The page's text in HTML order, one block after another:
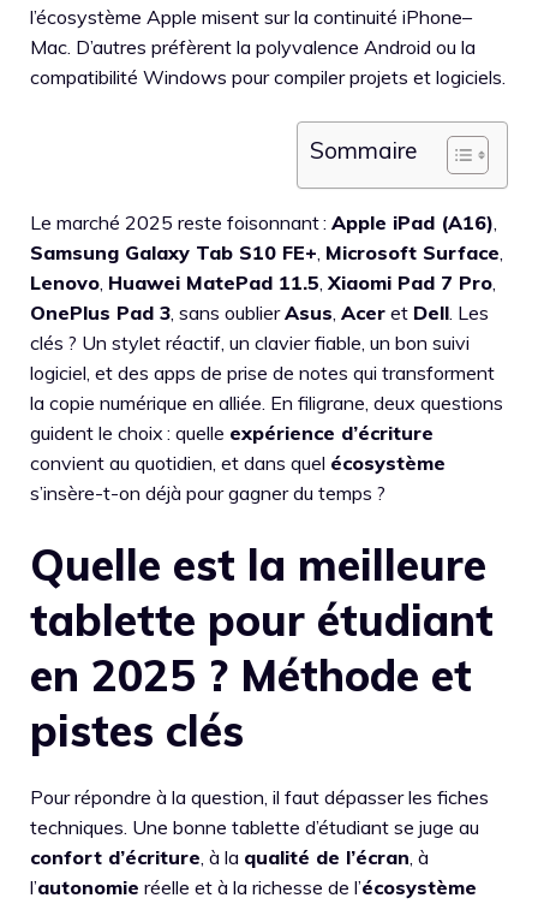
l’écosystème Apple misent sur la continuité iPhone–
Mac. D’autres préfèrent la polyvalence Android ou la
compatibilité Windows pour compiler projets et logiciels.
Sommaire
Le marché 2025 reste foisonnant : Apple iPad (A16),
Samsung Galaxy Tab S10 FE+, Microsoft Surface,
Lenovo, Huawei MatePad 11.5, Xiaomi Pad 7 Pro,
OnePlus Pad 3, sans oublierAsus, Acer et Dell. Les
clés ? Un stylet réactif, un clavier fiable, un bon suivi
logiciel, et des apps de prise de notes qui transforment
la copie numérique en alliée. En filigrane, deux questions
guident le choix : quelle expérience d’écriture
convient au quotidien, et dans quel écosystème
s’insère-t-on déjà pour gagner du temps ?
Quelle est la meilleure
tablette pour étudiant
en 2025 ? Méthode et
pistes clés
Pour répondre à la question, il faut dépasser les fiches
techniques. Une bonne tablette d’étudiant se juge au
confort d’écriture, à la qualité de l’écran, à
l’autonomie réelle et à la richesse de l’écosystème